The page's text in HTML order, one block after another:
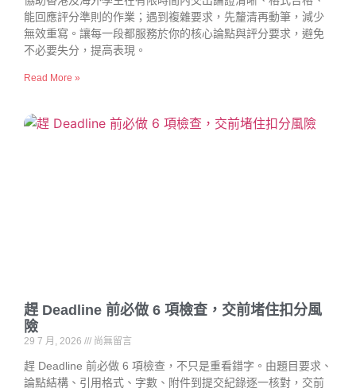
能回應評分準則的作業；遇到複雜要求，先釐清再動筆，減少
無效重寫。讓每一段都服務於你的核心論點與評分要求，避免
不必要失分，提高表現。
Read More »
趕 Deadline 前必做 6 項檢查，交前堵住扣分風
險
29 7 月, 2026 尚無留言
趕 Deadline 前必做 6 項檢查，不只是重看錯字。由題目要求、
論點結構、引用格式、字數、附件到提交紀錄逐一核對，交前